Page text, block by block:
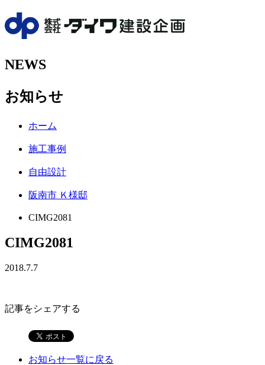
NEWS
お知らせ
ホーム
施工事例
自由設計
阪南市 Ｋ様邸
CIMG2081
CIMG2081
2018.7.7
記事をシェアする
お知らせ一覧に戻る